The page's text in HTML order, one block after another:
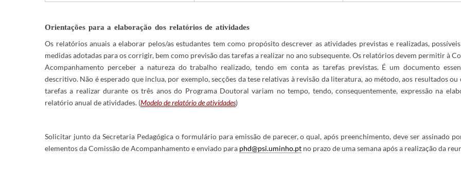
Orientações para a elaboração dos relatórios de atividades
Os relatórios anuais a elaborar pelos/as estudantes tem como propósito descrever as atividades previstas e realizadas,
medidas adotadas para os corrigir, bem como previsão das tarefas a realizar no ano subsequente. Os relatórios devem permitir à
Acompanhamento perceber a natureza do trabalho realizado, tendo em conta as tarefas previstas. É um documento
descritivo. Não é esperado que inclua, por exemplo, secções da tese relativas à revisão da literatura, ao método, aos resultados ou
tarefas a realizar durante os três anos do Programa Doutoral variam no tempo, tendo, consequentemente, expressão na
relatório anual de atividades. (Modelo de relatório de atividades)
Solicitar junto da Secretaria Pedagógica o formulário para emissão de parecer, o qual, após preenchimento, deve ser assinado
elementos da Comissão de Acompanhamento e enviado para phd@psi.uminho.pt no prazo de uma semana após a realização da